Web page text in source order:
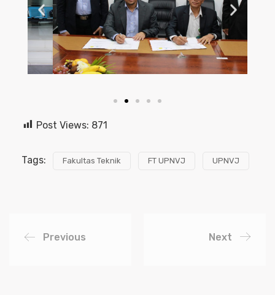
Post Views: 871
Tags: Fakultas Teknik FT UPNVJ UPNVJ
Previous Next